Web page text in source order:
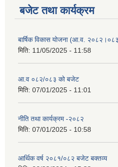
बजेट तथा कार्यक्रम
बार्षिक विकास योजना (आ.व.
मिति: 11/05/2025 - 11:58
आ.व ०८२/०८३ को बजेट
मिति: 07/01/2025 - 11:01
नीति तथा कार्यक्रम -२०८२
मिति: 07/01/2025 - 10:58
आर्थिक वर्ष २०८१/०८२ बजेट बक्तव्य